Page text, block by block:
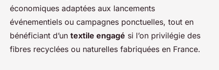
économiques adaptées aux lancements
événementiels ou campagnes ponctuelles, tout en
bénéficiant d’un textile engagé si l’on privilégie des
fibres recyclées ou naturelles fabriquées en France.